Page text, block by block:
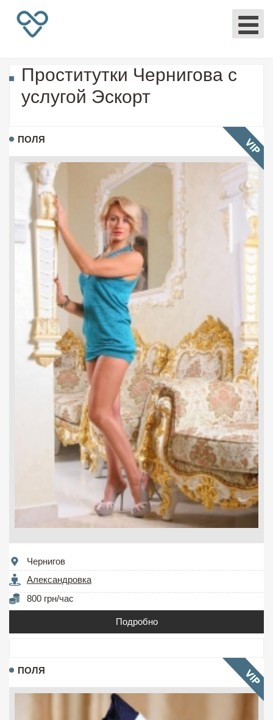
Проститутки Чернигова с
услугой Эскорт
ПОЛЯ
Чернигов
Александровка
800 грн/час
Подробно
ПОЛЯ